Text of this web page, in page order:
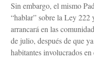
Sin embargo, el mismo
“hablar” sobre la Ley 222
arrancará en las
de julio, después de que
habitantes involucrados